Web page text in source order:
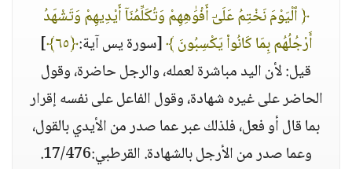
﴿ ٱلْيَوْمَ نَخْتِمُ عَلَىٰٓ أَفْوَٰهِهِمْ وَتُكَلِّمُنَآ أَيْدِيهِمْ وَتَشْهَدُ
أَرْجُلُهُم بِمَا كَانُوا۟ يَكْسِبُونَ ﴾[سورة يس آية:﴿٦٥﴾
]
قيل: لأن اليد مباشرة لعمله، والرجل حاضرة، وقول
الحاضر على غيره شهادة، وقول الفاعل على نفسه إقرار
بما قال أو فعل، فلذلك عبر عما صدر من الأيدي بالقول،
وعما صدر من الأرجل بالشهادة. القرطبي:17/476.